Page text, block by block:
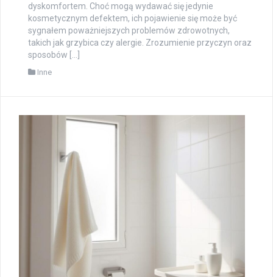
dyskomfortem. Choć mogą wydawać się jedynie
kosmetycznym defektem, ich pojawienie się może być
sygnałem poważniejszych problemów zdrowotnych,
takich jak grzybica czy alergie. Zrozumienie przyczyn oraz
sposobów […]
Inne